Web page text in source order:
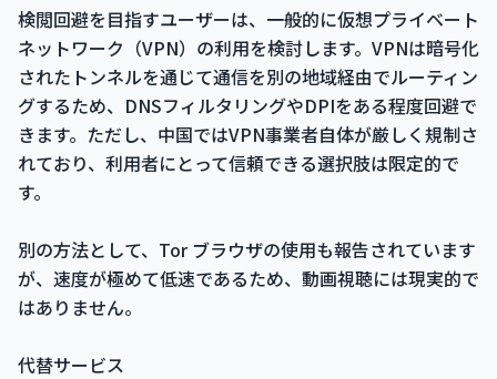
検閲回避を目指すユーザーは、一般的に仮想プライベート
ネットワーク（VPN）の利用を検討します。VPNは暗号化
されたトンネルを通じて通信を別の地域経由でルーティン
グするため、DNSフィルタリングやDPIをある程度回避で
きます。ただし、中国ではVPN事業者自体が厳しく規制さ
れており、利用者にとって信頼できる選択肢は限定的で
す。
別の方法として、Tor ブラウザの使用も報告されています
が、速度が極めて低速であるため、動画視聴には現実的で
はありません。
代替サービス